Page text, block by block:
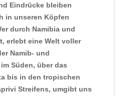
Eindrücke bleiben
in unseren Köpfen
durch Namibia und
erlebt eine Welt voller
Namib- und
Süden, über das
bis in den tropischen
Streifens, umgibt uns